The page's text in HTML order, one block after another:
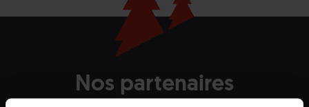
Nos partenaires